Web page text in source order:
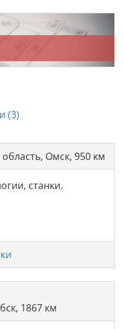
(3)
Омск, 950 км
станки.
1867 км